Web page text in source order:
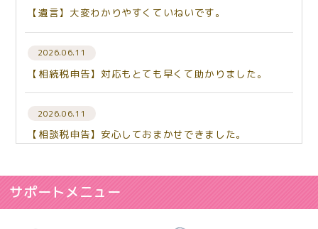
【遺言】大変わかりやすくていねいです。
2026.06.11
【相続税申告】対応もとても早くて助かりました。
2026.06.11
【相談税申告】安心しておまかせできました。
2026.06.03 【相続税申告】相談して良かった。
サポートメニュー